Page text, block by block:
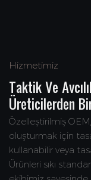
Hizmetimiz
Taktik Ve
Üreticilerden
Özelleştirilmiş
oluşturmak için
kullanabilir veya
Ürünleri sıkı